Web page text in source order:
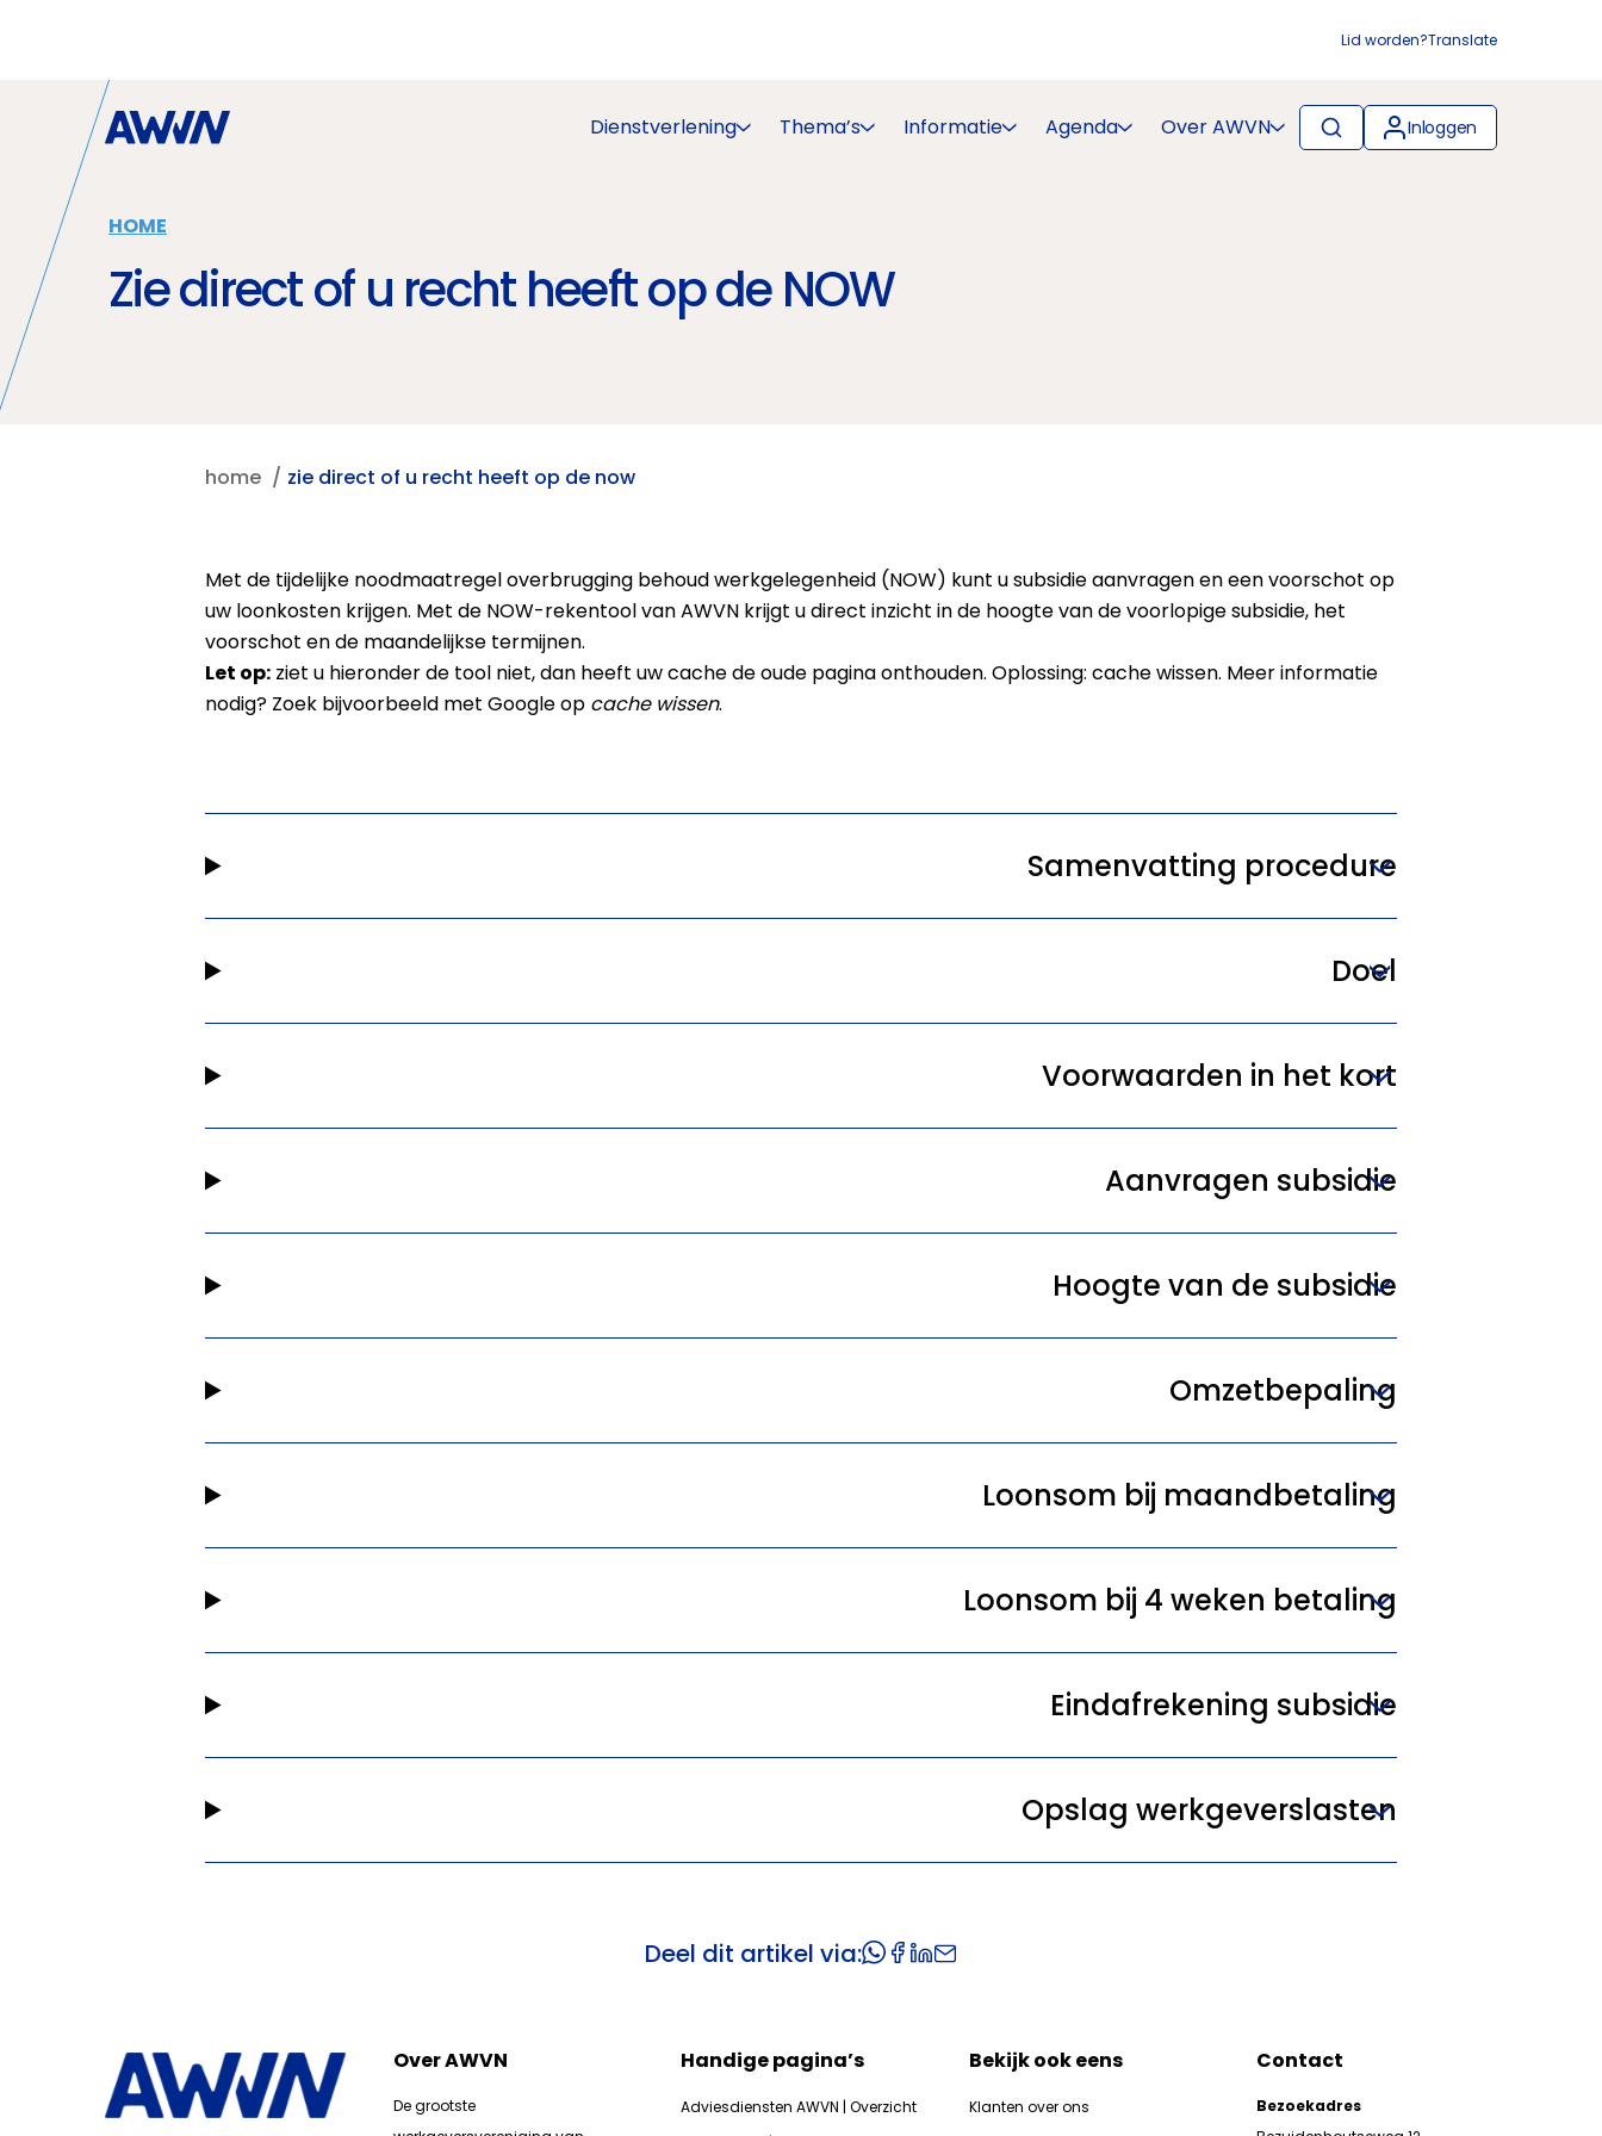
Lid worden?Translate
Dienstverlening Thema’s Informatie Agenda Over AWVN Inloggen
HOME
Zie direct of u recht heeft op de NOW
home zie direct of u recht heeft op de now
Met de tijdelijke noodmaatregel overbrugging behoud werkgelegenheid (NOW) kunt u subsidie aanvragen en een voorschot op
uw loonkosten krijgen. Met de NOW-rekentool van AWVN krijgt u direct inzicht in de hoogte van de voorlopige subsidie, het
voorschot en de maandelijkse termijnen.
Let op: ziet u hieronder de tool niet, dan heeft uw cache de oude pagina onthouden. Oplossing: cache wissen. Meer informatie
nodig? Zoek bijvoorbeeld met Google op cache wissen.
Samenvatting procedure
Doel
Voorwaarden in het kort
Aanvragen subsidie
Hoogte van de subsidie
Omzetbepaling
Loonsom bij maandbetaling
Loonsom bij 4 weken betaling
Eindafrekening subsidie
Opslag werkgeverslasten
Deel dit artikel via:
Over AWVN
De grootste
Handige pagina’s
Adviesdiensten AWVN | Overzicht
Bekijk ook eens
Klanten over ons
Contact
Bezoekadres